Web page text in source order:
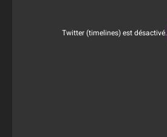
Twitter (timelines) est désactivé.